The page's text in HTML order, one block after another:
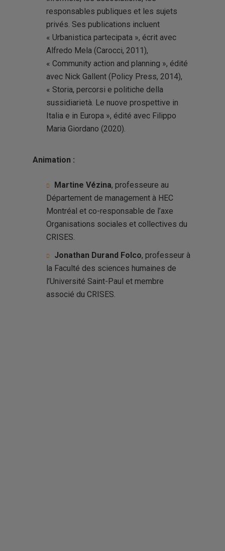
responsables publiques et les sujets
privés. Ses publications incluent
« Urbanistica partecipata », écrit avec
Alfredo Mela (Carocci, 2011),
« Community action and planning », édité
avec Nick Gallent (Policy Press, 2014),
« Storia, percorsi e politiche della
sussidiarietà. Le nuove prospettive in
Italia e in Europa », édité avec Filippo
Maria Giordano (2020).
Animation :
Martine Vézina, professeure au
Département de management à HEC
Montréal et co-responsable de l’axe
Organisations sociales et collectives du
CRISES.
Jonathan Durand Folco, professeur à
la Faculté des sciences humaines de
l’Université Saint-Paul et membre
associé du CRISES.